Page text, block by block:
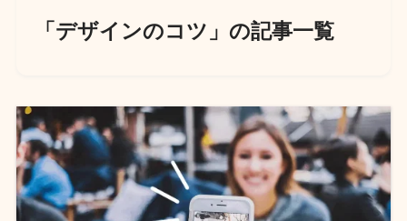
「デザインのコツ」の記事一覧